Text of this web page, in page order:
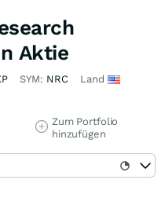
Aktie
SYM: NRC Land
Zum Portfolio
hinzufügen